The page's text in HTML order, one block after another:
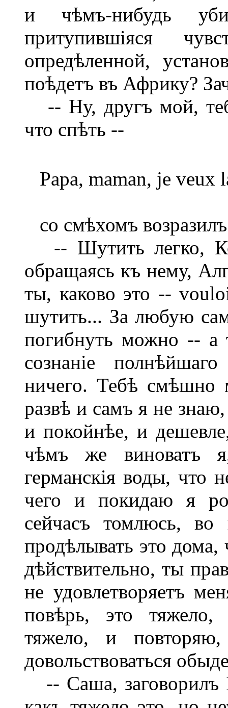
и чѣмъ-нибудь
притупившіяся
опредѣленной,
поѣдетъ въ Африку?
-- Ну, другъ мой,
что спѣть --
Papa, maman, je veux
со смѣхомъ
-- Шутить легко,
обращаясь къ нему,
ты, каково это --
шутить... За любую
погибнуть можно -- а
сознаніе
ничего. Тебѣ смѣшно
развѣ и самъ я не
и покойнѣе, и
чѣмъ же виноватъ
германскія воды, что
чего и покидаю я
сейчасъ томлюсь, во
продѣлывать это
дѣйствительно, ты
не удовлетворяетъ
повѣрь, это тяжело,
тяжело, и
довольствоваться
-- Саша, заговорилъ